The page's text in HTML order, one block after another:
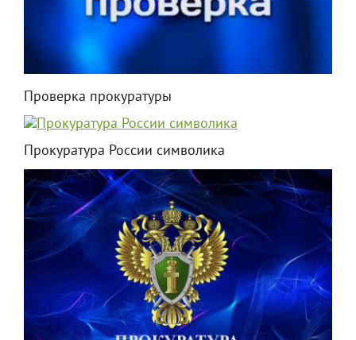
Проверка прокуратуры
Прокуратура России символика